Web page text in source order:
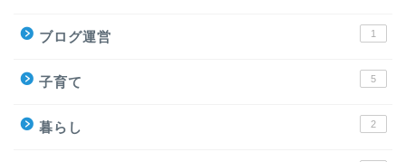
ブログ運営 1
子育て 5
暮らし 2